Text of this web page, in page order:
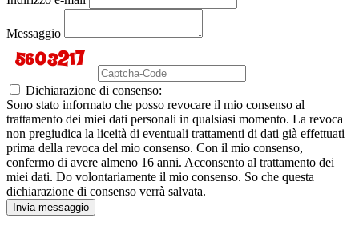
Messaggio
Dichiarazione di consenso:
Sono stato informato che posso revocare il mio consenso al
trattamento dei miei dati personali in qualsiasi momento. La revoca
non pregiudica la liceità di eventuali trattamenti di dati già effettuati
prima della revoca del mio consenso. Con il mio consenso,
confermo di avere almeno 16 anni. Acconsento al trattamento dei
miei dati. Do volontariamente il mio consenso. So che questa
dichiarazione di consenso verrà salvata.
Invia messaggio